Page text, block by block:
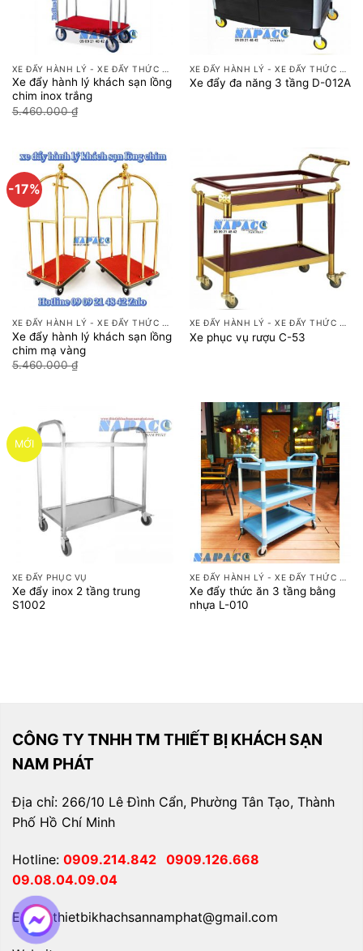
XE ĐẨY HÀNH LÝ - XE ĐẨY THỨC ĂN
Xe đẩy hành lý khách sạn lồng
chim inox trắng
5.460.000₫
4.550.000 ₫.
XE ĐẨY HÀNH LÝ - XE ĐẨY THỨC ĂN
Xe đẩy đa năng 3 tầng D-012A
-17%
XE ĐẨY HÀNH LÝ - XE ĐẨY THỨC ĂN
Xe đẩy hành lý khách sạn lồng
chim mạ vàng
5.460.000₫
4.550.000 ₫.
XE ĐẨY HÀNH LÝ - XE ĐẨY THỨC ĂN
Xe phục vụ rượu C-53
MỚI
XE ĐẨY PHỤC VỤ
Xe đẩy inox 2 tầng trung
S1002
XE ĐẨY HÀNH LÝ - XE ĐẨY THỨC ĂN
Xe đẩy thức ăn 3 tầng bằng
nhựa L-010
CÔNG TY TNHH TM THIẾT BỊ KHÁCH SẠN
NAM PHÁT
Địa chỉ: 266/10 Lê Đình Cẩn, Phường Tân Tạo, Thành
Phố Hồ Chí Minh
Hotline: 0909.214.842 0909.126.668
09.08.04.09.04
Email: thietbikhachsannamphat@gmail.com